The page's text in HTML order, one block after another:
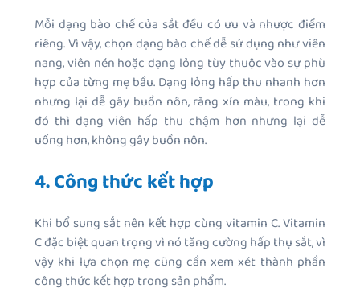
Mỗi dạng bào chế của sắt đều có ưu và nhược điểm
riêng. Vì vậy, chọn dạng bào chế dễ sử dụng như viên
nang, viên nén hoặc dạng lỏng tùy thuộc vào sự phù
hợp của từng mẹ bầu. Dạng lỏng hấp thu nhanh hơn
nhưng lại dễ gây buồn nôn, răng xỉn màu, trong khi
đó thì dạng viên hấp thu chậm hơn nhưng lại dễ
uống hơn, không gây buồn nôn.
4. Công thức kết hợp
Khi bổ sung sắt nên kết hợp cùng vitamin C. Vitamin
C đặc biệt quan trọng vì nó tăng cường hấp thụ sắt, vì
vậy khi lựa chọn mẹ cũng cần xem xét thành phần
công thức kết hợp trong sản phẩm.